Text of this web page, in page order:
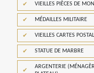
VIEILLES PIÈCES DE
MÉDAILLES MILITAIRE
VIEILLES CARTES
STATUE DE MARBRE
ARGENTERIE